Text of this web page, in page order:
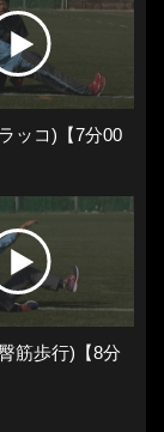
ッコ)【7分00
筋歩行)【8分